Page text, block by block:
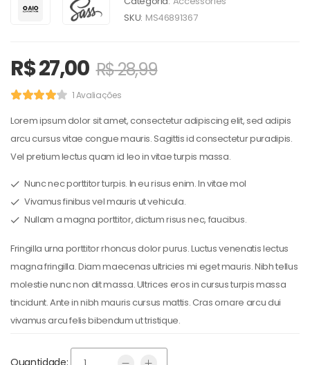
SKU: MS46891367
R$27,00 R$28,99
1 Avaliações
Lorem ipsum dolor sit amet, consectetur adipiscing elit, sed adipis
arcu cursus vitae congue mauris. Sagittis id consectetur puradipis.
Vel pretium lectus quam id leo in vitae turpis massa.
Nunc nec porttitor turpis. In eu risus enim. In vitae mol
Vivamus finibus vel mauris ut vehicula.
Nullam a magna porttitor, dictum risus nec, faucibus.
Fringilla urna porttitor rhoncus dolor purus. Luctus venenatis lectus
magna fringilla. Diam maecenas ultricies mi eget mauris. Nibh tellus
molestie nunc non dit massa. Ultrices eros in cursus turpis massa
tincidunt. Ante in nibh mauris cursus mattis. Cras ornare arcu dui
vivamus arcu felis bibendum ut tristique.
Quantidade: